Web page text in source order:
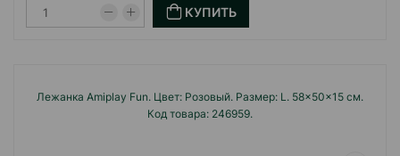
КУПИТЬ
Лежанка Amiplay Fun. Цвет: Розовый. Размер: L. 58x50x15 см.
Код товара: 246959.